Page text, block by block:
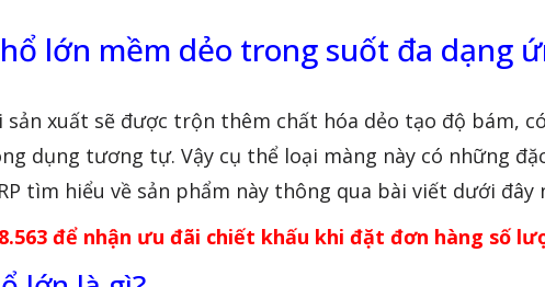
lớn mềm dẻo trong suốt đa dạng
sản xuất sẽ được trộn thêm chất hóa dẻo tạo độ bám,
dụng tương tự. Vậy cụ thể loại màng này có những
tìm hiểu về sản phẩm này thông qua bài viết dưới đây
để nhận ưu đãi chiết khấu khi đặt đơn hàng số